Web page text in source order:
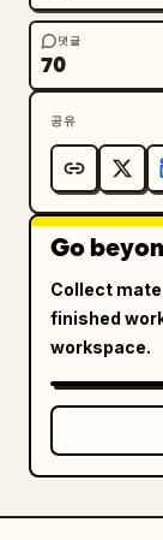
댓글
70
공유
Go
Collect
finished
workspace.